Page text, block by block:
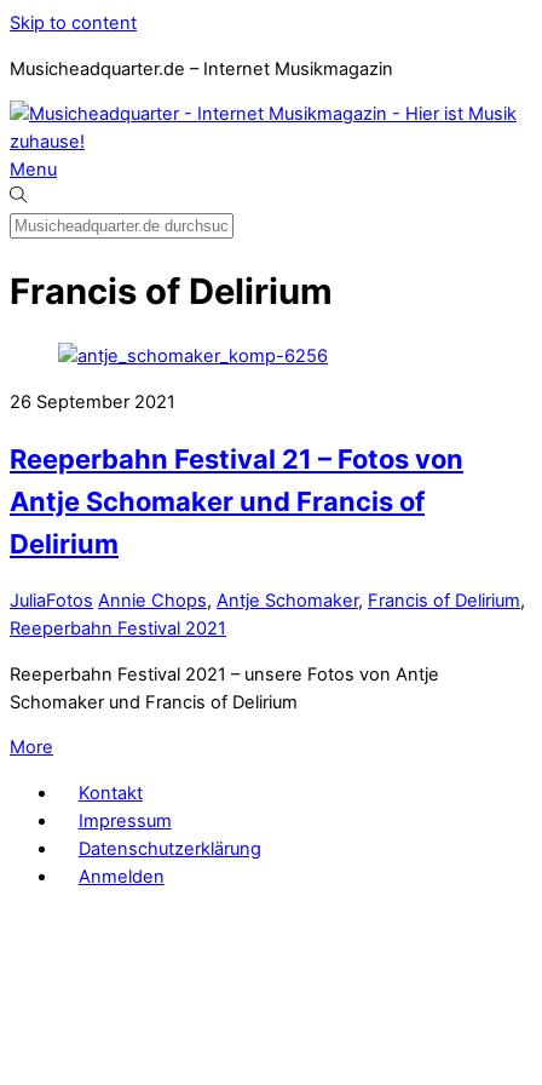
Skip to content
Musicheadquarter.de – Internet Musikmagazin
Menu
Francis of Delirium
26 September 2021
Reeperbahn Festival 21 – Fotos von
Antje Schomaker und Francis of
Delirium
JuliaFotos Annie Chops, Antje Schomaker, Francis of Delirium,
Reeperbahn Festival 2021
Reeperbahn Festival 2021 – unsere Fotos von Antje
Schomaker und Francis of Delirium
More
Kontakt
Impressum
Datenschutzerklärung
Anmelden